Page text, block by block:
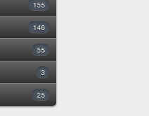
155
146
55
3
25